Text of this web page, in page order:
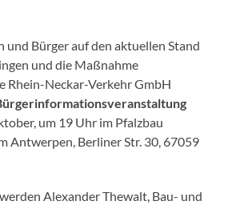
und Bürger auf den aktuellen Stand
und die Maßnahme
Rhein-Neckar-Verkehr GmbH
um 19 Uhr im Pfalzbau
Antwerpen, Berliner Str. 30, 67059
Alexander Thewalt, Bau- und